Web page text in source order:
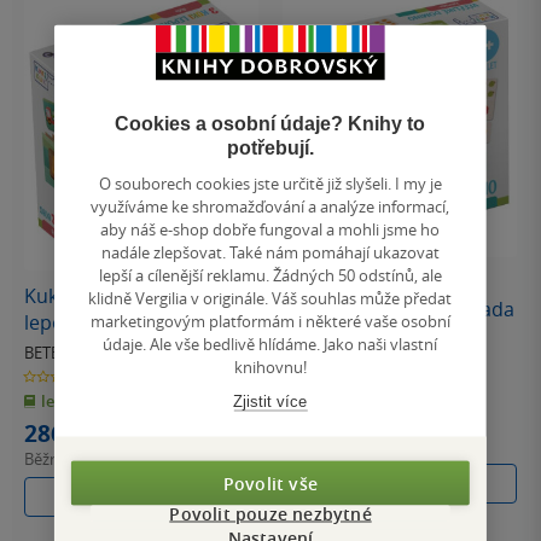
KukiKuk Sada 3 KUKI
leporel Auta
BETEXA
0.0
z
5
hvězdiček
leporelo
286 Kč
Běžně 319 Kč
KukiKuk® KukiKuk -
Véééliké domino Zahrada
BETEXA
0.0
z
hvězdiček
357 Kč
Cookies a osobní údaje? Knihy to
potřebují.
O souborech cookies jste určitě již slyšeli. I my je
využíváme ke shromažďování a analýze informací,
aby náš e-shop dobře fungoval a mohli jsme ho
nadále zlepšovat. Také nám pomáhají ukazovat
lepší a cílenější reklamu. Žádných 50 odstínů, ale
klidně Vergilia v originále. Váš souhlas může předat
marketingovým platformám i některé vaše osobní
údaje. Ale vše bedlivě hlídáme. Jako naši vlastní
knihovnu!
Zjistit více
Povolit vše
Povolit pouze nezbytné